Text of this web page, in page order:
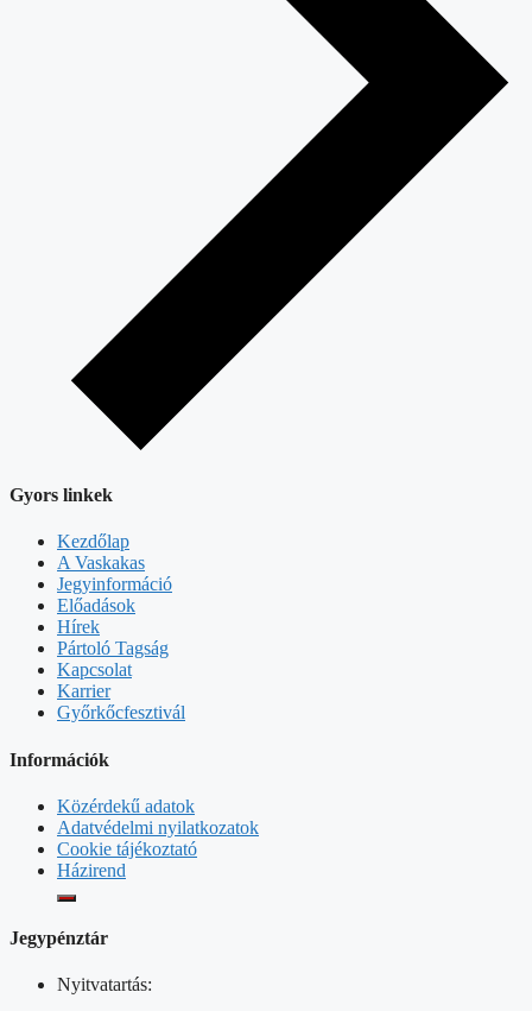
Gyors linkek
Kezdőlap
A Vaskakas
Jegyinformáció
Előadások
Hírek
Pártoló Tagság
Kapcsolat
Karrier
Győrkőcfesztivál
Információk
Közérdekű adatok
Adatvédelmi nyilatkozatok
Cookie tájékoztató
Házirend
Jegypénztár
Nyitvatartás: